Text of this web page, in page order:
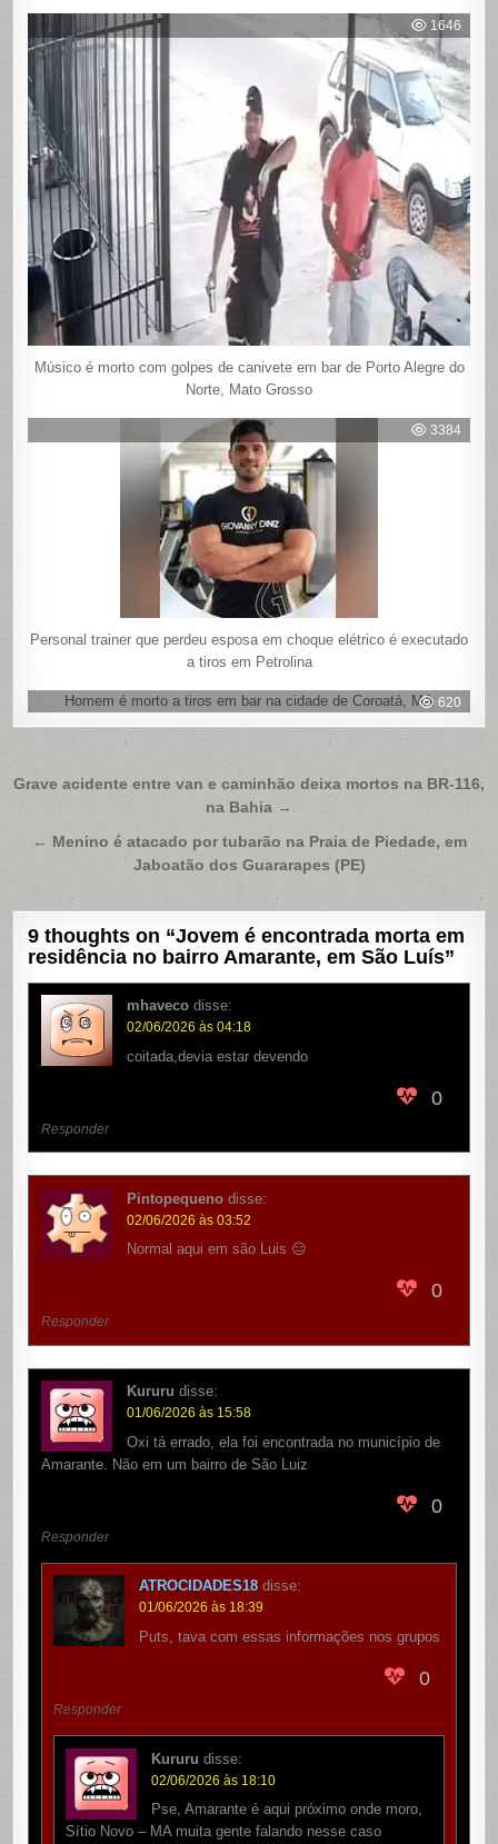
1646
Músico é morto com golpes de canivete em bar de Porto Alegre do
Norte, Mato Grosso
3384
Personal trainer que perdeu esposa em choque elétrico é executado
a tiros em Petrolina
620
Homem é morto a tiros em bar na cidade de Coroatá, MA
Navegação
Post
Grave acidente entre van e caminhão deixa mortos na BR-116,
na Bahia →
← Menino é atacado por tubarão na Praia de Piedade, em
Jaboatão dos Guararapes (PE)
9 thoughts on “Jovem é encontrada morta em
residência no bairro Amarante, em São Luís”
mhaveco disse:
02/06/2026 às 04:18
coitada,devia estar devendo
0
Responder
Pintopequeno disse:
02/06/2026 às 03:52
Normal aqui em são Luis 😑
0
Responder
Kururu disse:
01/06/2026 às 15:58
Oxi tá errado, ela foi encontrada no município de
Amarante. Não em um bairro de São Luiz
0
Responder
ATROCIDADES18 disse:
01/06/2026 às 18:39
Puts, tava com essas informações nos grupos
0
Responder
Kururu disse:
02/06/2026 às 18:10
Pse, Amarante é aqui próximo onde moro,
Sítio Novo – MA muita gente falando nesse caso